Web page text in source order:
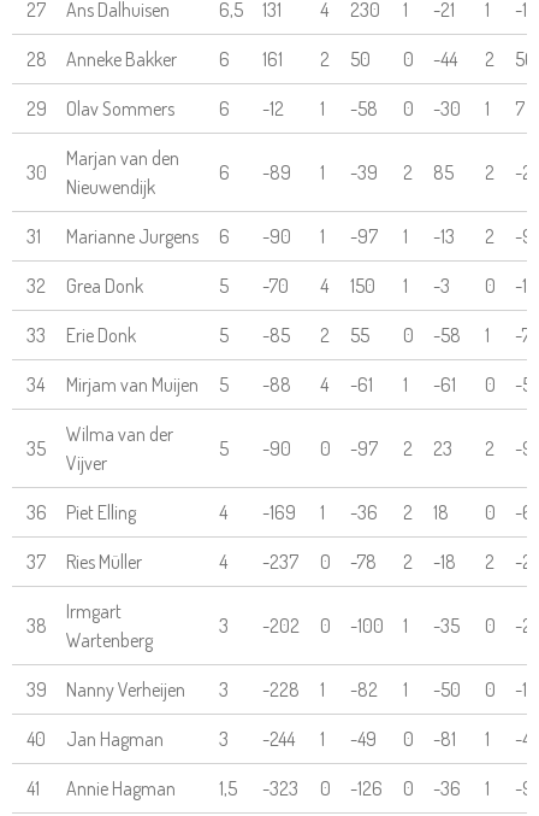
27 Ans Dalhuisen 6,5 131 4 230 1 -21 1 -11
28 Anneke Bakker 6 161 2 50 0 -44 2 56
29 Olav Sommers 6 -12 1 -58 0 -30 1 7
30
Marjan van den
Nieuwendijk
6 -89 1 -39 2 85 2 -
31 Marianne Jurgens 6 -90 1 -97 1 -13 2 -9
32 Grea Donk 5 -70 4 150 1 -3 0 -
33 Erie Donk 5 -85 2 55 0 -58 1 -
34 Mirjam van Muijen 5 -88 4 -61 1 -61 0 -
35
Wilma van der
Vijver
5 -90 0 -97 2 23 2 -9
36 Piet Elling 4 -169 1 -36 2 18 0 -
37 Ries Müller 4 -237 0 -78 2 -18 2 -
38
Irmgart
Wartenberg
3 -202 0 -100 1 -35 0 -24
39 Nanny Verheijen 3 -228 1 -82 1 -50 0 -
40 Jan Hagman 3 -244 1 -49 0 -81 1 -
41 Annie Hagman 1,5 -323 0 -126 0 -36 1 -